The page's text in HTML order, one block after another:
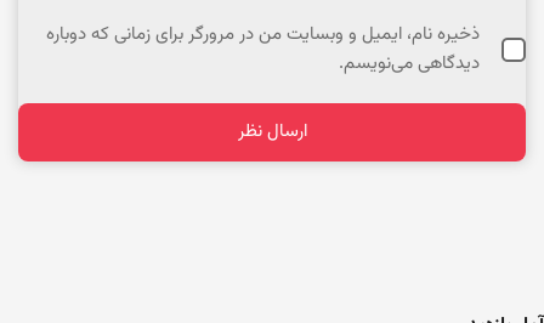
ذخیره نام، ایمیل و وبسایت من در مرورگر برای زمانی که دوباره
دیدگاهی می‌نویسم.